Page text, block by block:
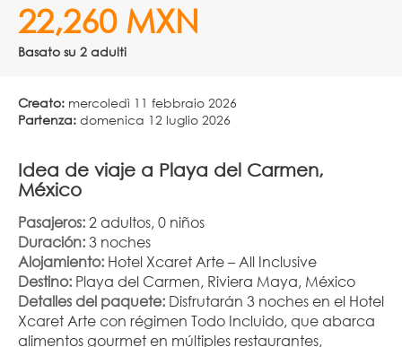
22,260 MXN
Basato su 2 adulti
Creato: mercoledì 11 febbraio 2026
Partenza: domenica 12 luglio 2026
Idea de viaje a Playa del Carmen,
México
Pasajeros: 2 adultos, 0 niños
Duración: 3 noches
Alojamiento: Hotel Xcaret Arte – All Inclusive
Destino: Playa del Carmen, Riviera Maya, México
Detalles del paquete: Disfrutarán 3 noches en el Hotel
Xcaret Arte con régimen Todo Incluido, que abarca
alimentos gourmet en múltiples restaurantes,